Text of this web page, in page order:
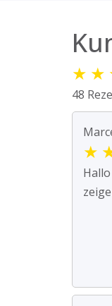
★ ★
48
★